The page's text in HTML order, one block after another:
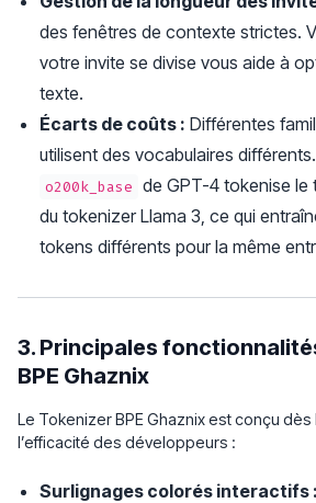
des fenêtres de contexte strictes.
votre invite se divise vous aide à
texte.
Écarts de coûts : Différentes
utilisent des vocabulaires
o200k_base de GPT-4 tokenise le
du tokenizer Llama 3, ce qui
tokens différents pour la même
3. Principales
BPE Ghaznix
Le Tokenizer BPE Ghaznix est conçu
l’efficacité des développeurs :
Surlignages colorés interactifs :